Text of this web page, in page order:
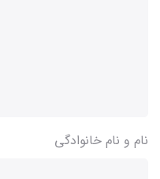
نام و نام خانوادگی